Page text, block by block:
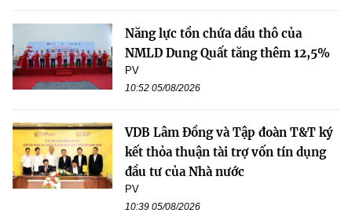
Năng lực tồn chứa dầu thô của
NMLD Dung Quất tăng thêm 12,5%
PV
10:52 05/08/2026
VDB Lâm Đồng và Tập đoàn T&T ký
kết thỏa thuận tài trợ vốn tín dụng
đầu tư của Nhà nước
PV
10:39 05/08/2026